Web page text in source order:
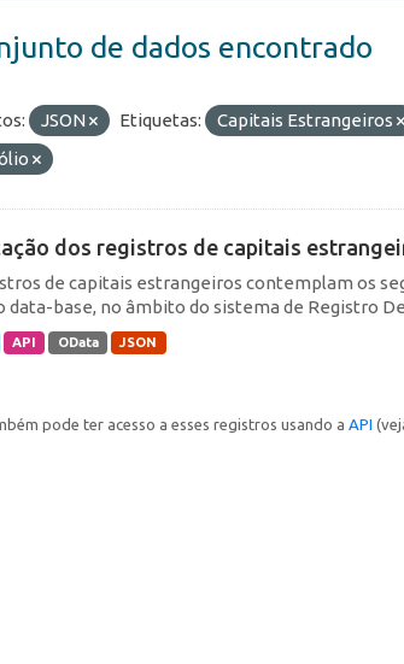
de dados encontrado
JSON Etiquetas: Capitais Estrangeiros
dos registros de capitais
de capitais estrangeiros contemplam os
data-base, no âmbito do sistema de Registro
API OData JSON
pode ter acesso a esses registros usando a API